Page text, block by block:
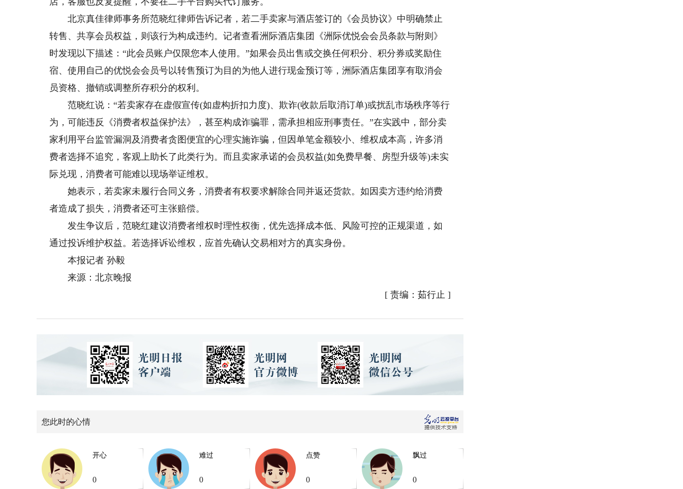
北京真佳律师事务所范晓红律师告诉记者，若二手卖家与酒店签订的《会员协议》中明确禁止
转售、共享会员权益，则该行为构成违约。记者查看洲际酒店集团《洲际优悦会会员条款与附则》
时发现以下描述：“此会员账户仅限您本人使用。”如果会员出售或交换任何积分、积分券或奖励住
宿、使用自己的优悦会会员号以转售预订为目的为他人进行现金预订等，洲际酒店集团享有取消会
员资格、撤销或调整所存积分的权利。
范晓红说：“若卖家存在虚假宣传(如虚构折扣力度)、欺诈(收款后取消订单)或扰乱市场秩序等行
为，可能违反《消费者权益保护法》，甚至构成诈骗罪，需承担相应刑事责任。”在实践中，部分卖
家利用平台监管漏洞及消费者贪图便宜的心理实施诈骗，但因单笔金额较小、维权成本高，许多消
费者选择不追究，客观上助长了此类行为。而且卖家承诺的会员权益(如免费早餐、房型升级等)未实
际兑现，消费者可能难以现场举证维权。
她表示，若卖家未履行合同义务，消费者有权要求解除合同并返还货款。如因卖方违约给消费
者造成了损失，消费者还可主张赔偿。
发生争议后，范晓红建议消费者维权时理性权衡，优先选择成本低、风险可控的正规渠道，如
通过投诉维护权益。若选择诉讼维权，应首先确认交易相对方的真实身份。
本报记者 孙毅
来源：北京晚报
[ 责编：茹行止 ]
您此时的心情
开心
0
难过
0
点赞
0
飘过
0